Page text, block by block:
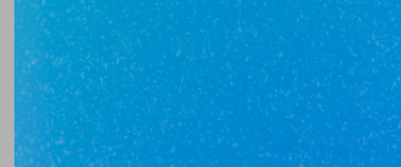
г Стерлитамак, ул Магистральная, 46
Юникор Услуги
Получай кешбэк от 5 000 рублей
Скачивай приложение на свой смартфон